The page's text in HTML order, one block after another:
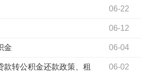
06-22
06-12
金 06-04
款转公积金还款政策、租 06-02